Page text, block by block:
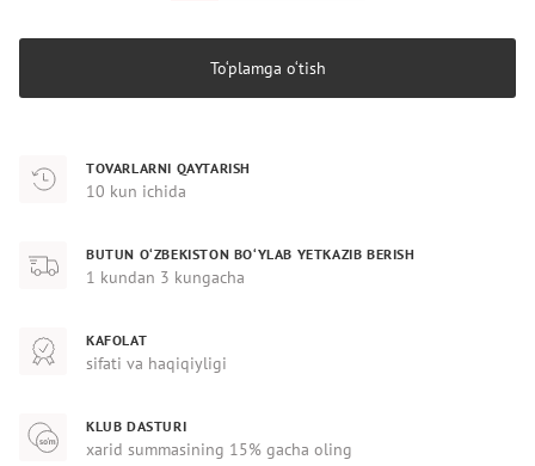
To‘plamga o‘tish
TOVARLARNI QAYTARISH
10 kun ichida
BUTUN O‘ZBEKISTON BO‘YLAB YETKAZIB BERISH
1 kundan 3 kungacha
KAFOLAT
sifati va haqiqiyligi
KLUB DASTURI
xarid summasining 15% gacha oling